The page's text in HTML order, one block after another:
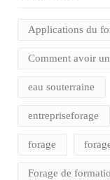
Applications du
Comment avoir
eau souterraine
entrepriseforage
forage
Forage de